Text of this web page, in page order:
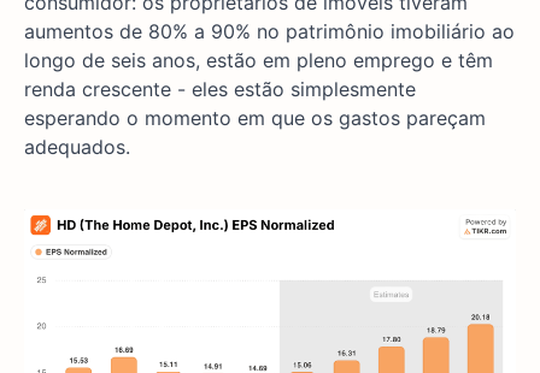
aumentos de 80% a 90% no patrimônio imobiliário ao
longo de seis anos, estão em pleno emprego e têm
renda crescente - eles estão simplesmente
esperando o momento em que os gastos pareçam
adequados.